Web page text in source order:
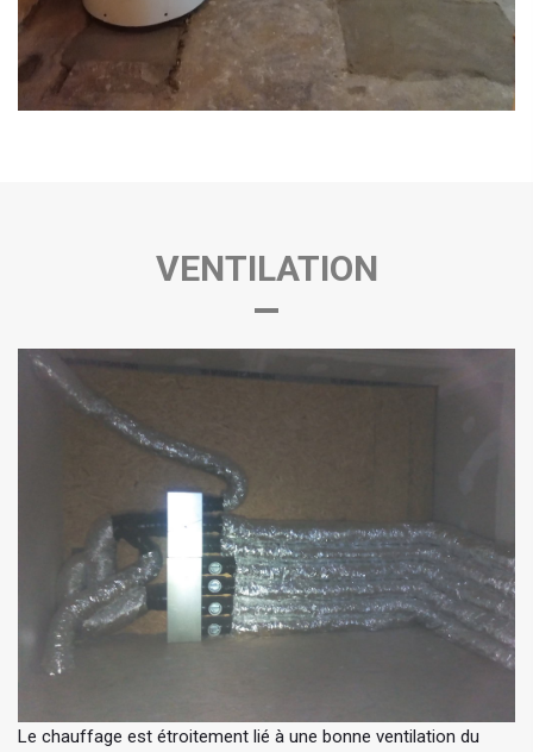
VENTILATION
Le chauffage est étroitement lié à une bonne ventilation du